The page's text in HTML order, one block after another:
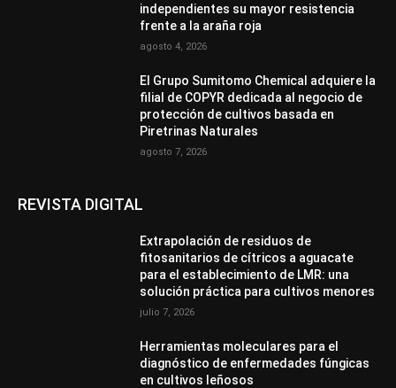
independientes su mayor resistencia
frente a la araña roja
agosto 4, 2026
El Grupo Sumitomo Chemical adquiere la
filial de COPYR dedicada al negocio de
protección de cultivos basada en
Piretrinas Naturales
agosto 7, 2026
REVISTA DIGITAL
Extrapolación de residuos de
fitosanitarios de cítricos a aguacate
para el establecimiento de LMR: una
solución práctica para cultivos menores
julio 7, 2026
Herramientas moleculares para el
diagnóstico de enfermedades fúngicas
en cultivos leñosos